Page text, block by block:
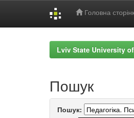
Головна
Lviv State University
Пошук
Пошук: